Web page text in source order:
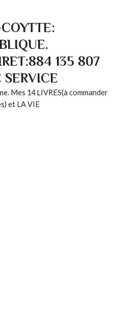
135 807
SERVICE
Mes 14 LIVRES(à commander
et LA VIE